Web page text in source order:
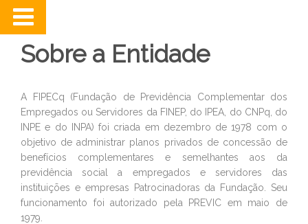
Sobre a Entidade
A FIPECq (Fundação de Previdência Complementar dos
Empregados ou Servidores da FINEP, do IPEA, do CNPq, do
INPE e do INPA) foi criada em dezembro de 1978 com o
objetivo de administrar planos privados de concessão de
benefícios complementares e semelhantes aos da
previdência social a empregados e servidores das
instituições e empresas Patrocinadoras da Fundação. Seu
funcionamento foi autorizado pela PREVIC em maio de
1979.